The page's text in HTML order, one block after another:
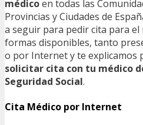
médicoen todas las
Provincias y Ciudades de
a seguir para pedir cita para el
formas disponibles, tanto
o por Internet y te explicamos
solicitar cita con tu médico
Seguridad Social.
Cita Médico por Internet